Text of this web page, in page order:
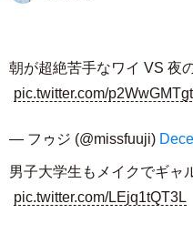
朝が超絶苦手なワイ VS 夜
pic.twitter.com/
— フゥジ (@missfuuji)
男子大学生もメイクでギャ
pic.twitter.com/LEjq1tQT3L